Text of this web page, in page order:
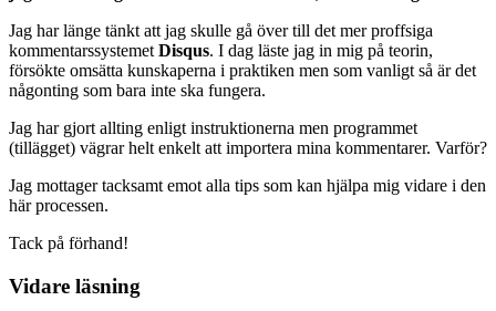
Jag har länge tänkt att jag skulle gå över till det mer proffsiga
kommentarssystemet Disqus. I dag läste jag in mig på teorin,
försökte omsätta kunskaperna i praktiken men som vanligt så är det
någonting som bara inte ska fungera.
Jag har gjort allting enligt instruktionerna men programmet
(tillägget) vägrar helt enkelt att importera mina kommentarer. Varför?
Jag mottager tacksamt emot alla tips som kan hjälpa mig vidare i den
här processen.
Tack på förhand!
Vidare läsning